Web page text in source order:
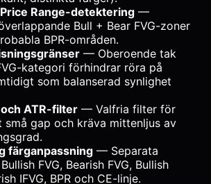
Range-detektering —
Bull + Bear FVG-zoner
BPR-områden.
— Oberoende tak
kategori förhindrar röra på
som balanserad synlighet
ATR-filter — Valfria filter för
gap och kräva mittenljus av
färganpassning — Separata
FVG, Bearish FVG, Bullish
IFVG, BPR och CE-linje.